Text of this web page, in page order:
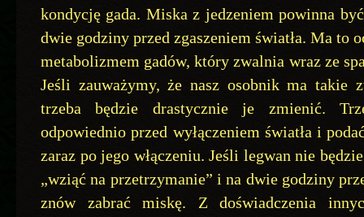
kondycję gada. Miska z jedzeniem powinna
dwie godziny przed zgaszeniem światła. Ma to
metabolizmem gadów, który zwalnia wraz ze
Jeśli zauważymy, że nasz osobnik ma takie
trzeba będzie drastycznie je zmienić.
odpowiednio przed wyłączeniem światła i
zaraz po jego włączeniu. Jeśli legwan nie
„wziąć na przetrzymanie” i na dwie godziny
znów zabrać miskę. Z doświadczenia